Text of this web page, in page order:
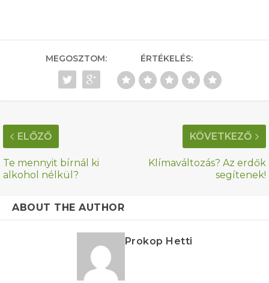
MEGOSZTOM: ÉRTÉKELÉS:
ELŐZŐ
Te mennyit bírnál ki
alkohol nélkül?
KÖVETKEZŐ
Klímaváltozás? Az erdők
segítenek!
ABOUT THE AUTHOR
Prokop Hetti